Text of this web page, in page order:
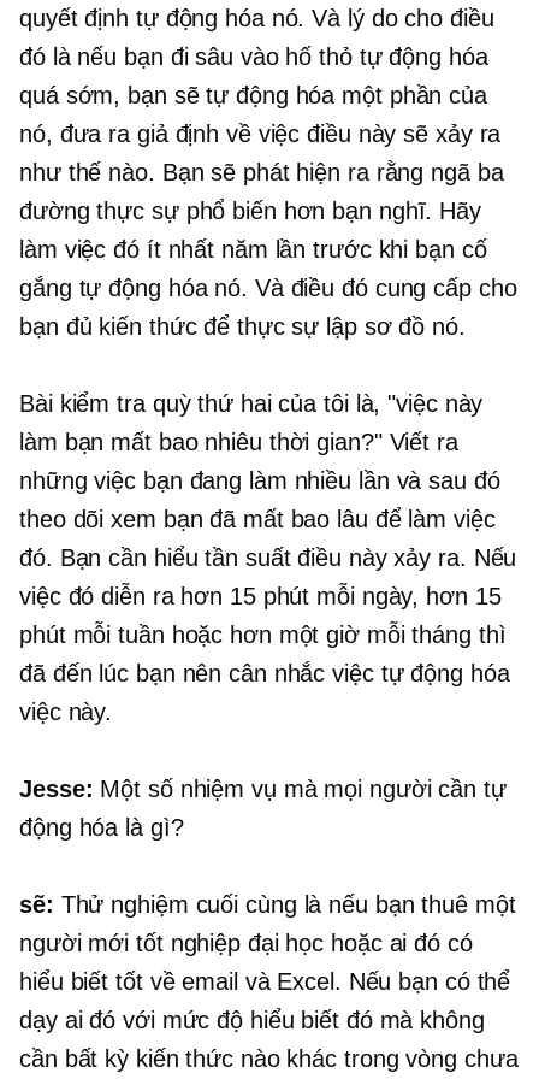
quyết định tự động hóa nó. Và lý do cho điều
đó là nếu bạn đi sâu vào hố thỏ tự động hóa
quá sớm, bạn sẽ tự động hóa một phần của
nó, đưa ra giả định về việc điều này sẽ xảy ra
như thế nào. Bạn sẽ phát hiện ra rằng ngã ba
đường thực sự phổ biến hơn bạn nghĩ. Hãy
làm việc đó ít nhất năm lần trước khi bạn cố
gắng tự động hóa nó. Và điều đó cung cấp cho
bạn đủ kiến ​​thức để thực sự lập sơ đồ nó.
Bài kiểm tra quỳ thứ hai của tôi là, "việc này
làm bạn mất bao nhiêu thời gian?" Viết ra
những việc bạn đang làm nhiều lần và sau đó
theo dõi xem bạn đã mất bao lâu để làm việc
đó. Bạn cần hiểu tần suất điều này xảy ra. Nếu
việc đó diễn ra hơn 15 phút mỗi ngày, hơn 15
phút mỗi tuần hoặc hơn một giờ mỗi tháng thì
đã đến lúc bạn nên cân nhắc việc tự động hóa
việc này.
Jesse: Một số nhiệm vụ mà mọi người cần tự
động hóa là gì?
sẽ: Thử nghiệm cuối cùng là nếu bạn thuê một
người mới tốt nghiệp đại học hoặc ai đó có
hiểu biết tốt về email và Excel. Nếu bạn có thể
dạy ai đó với mức độ hiểu biết đó mà không
cần bất kỳ kiến ​​thức nào khác trong vòng chưa